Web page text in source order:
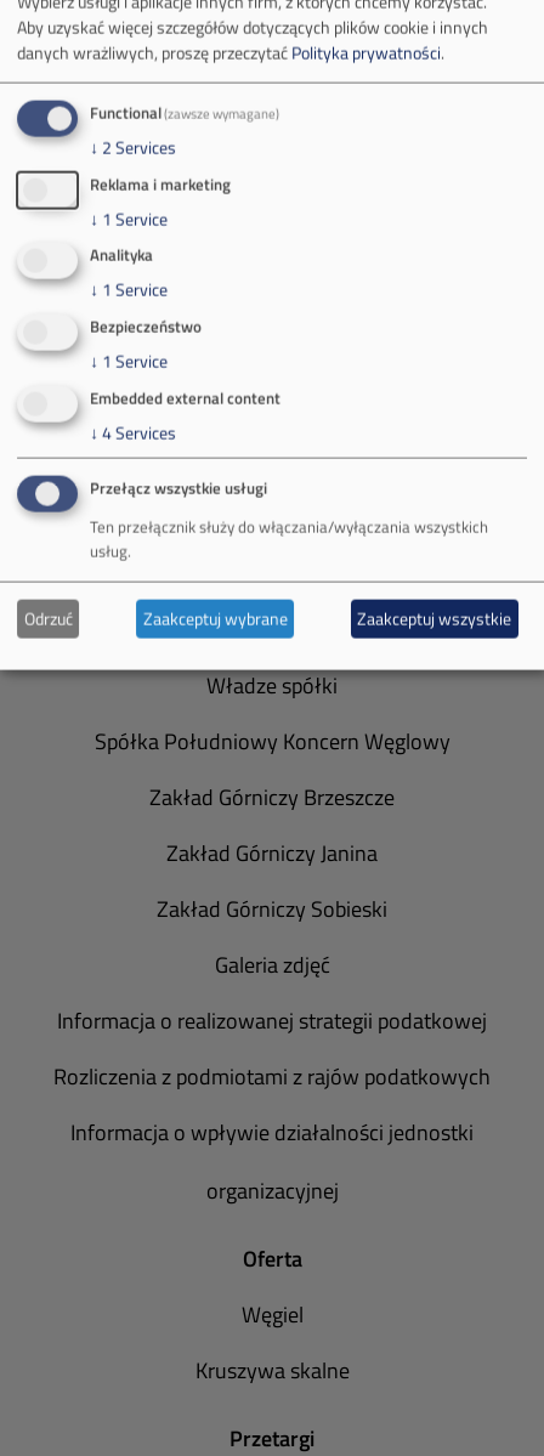
Zakład Górniczy Janina
ul. Górnicza 23
32-590 Libiąż
Zakład Górniczy Brzeszcze
mail:media@pkw-sa.pl
(poniedziałek-piątek 7:00-15:00)
O Firmie
Władze spółki
Spółka Południowy Koncern Węglowy
Zakład Górniczy Brzeszcze
Zakład Górniczy Janina
Zakład Górniczy Sobieski
Galeria zdjęć
Informacja o realizowanej strategii podatkowej
Rozliczenia z podmiotami z rajów podatkowych
Informacja o wpływie działalności jednostki
organizacyjnej
Oferta
Węgiel
Kruszywa skalne
Przetargi
Aby uzyskać więcej szczegółów dotyczących plików cookie i innych
danych wrażliwych, proszę przeczytaćPolityka prywatności.
Functional(zawsze wymagane)
↓ 2Services
Reklama i marketing
↓ 1 Service
Analityka
↓ 1 Service
Bezpieczeństwo
↓ 1 Service
Embedded external content
↓ 4Services
Przełącz wszystkie usługi
Ten przełącznik służy do włączania/wyłączania wszystkich
usług.
Odrzuć Zaakceptuj wybrane Zaakceptuj wszystkie